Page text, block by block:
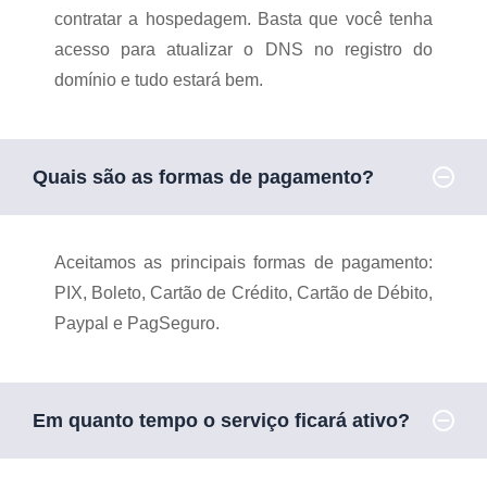
contratar a hospedagem. Basta que você tenha
acesso para atualizar o DNS no registro do
domínio e tudo estará bem.
Quais são as formas de pagamento?
Aceitamos as principais formas de pagamento:
PIX, Boleto, Cartão de Crédito, Cartão de Débito,
Paypal e PagSeguro.
Em quanto tempo o serviço ficará ativo?